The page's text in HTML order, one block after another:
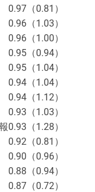
（0.81）
（1.03）
（1.00）
（0.94）
（1.04）
（1.04）
（1.12）
（1.03）
（1.28）
（0.81）
（0.96）
（0.94）
（0.72）